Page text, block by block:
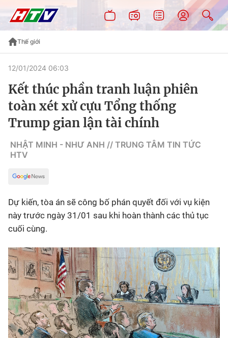
Thế giới
12/01/2024 06:03
Kết thúc phần tranh luận phiên
toàn xét xử cựu Tổng thống
Trump gian lận tài chính
NHẬT MINH - NHƯ ANH // TRUNG TÂM TIN TỨC
HTV
Dự kiến, tòa án sẽ công bố phán quyết đối với vụ kiện
này trước ngày 31/01 sau khi hoàn thành các thủ tục
cuối cùng.